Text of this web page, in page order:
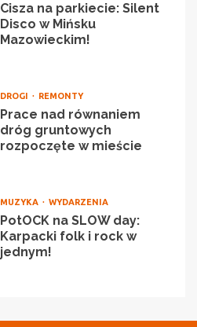
Cisza na parkiecie: Silent
Disco w Mińsku
Mazowieckim!
DROGI REMONTY
Prace nad równaniem
dróg gruntowych
rozpoczęte w mieście
MUZYKA WYDARZENIA
PotOCK na SLOW day:
Karpacki folk i rock w
jednym!